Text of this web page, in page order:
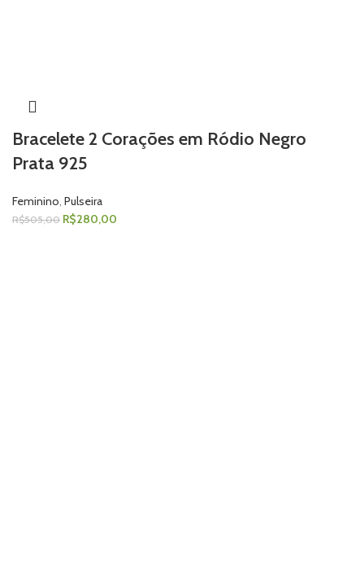
Bracelete 2 Corações em Ródio Negro
Prata 925
Feminino, Pulseira
R$505,00 R$280,00